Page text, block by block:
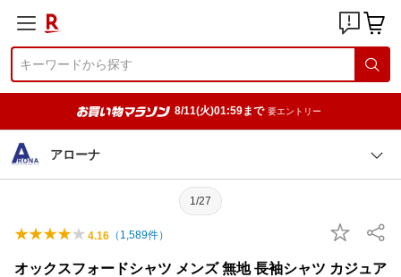
8/11(火)01:59まで 要エントリー
アローナ
1/27
4.16 （ 1,589件）
オックスフォードシャツ メンズ 無地 長袖シャツ カジュア